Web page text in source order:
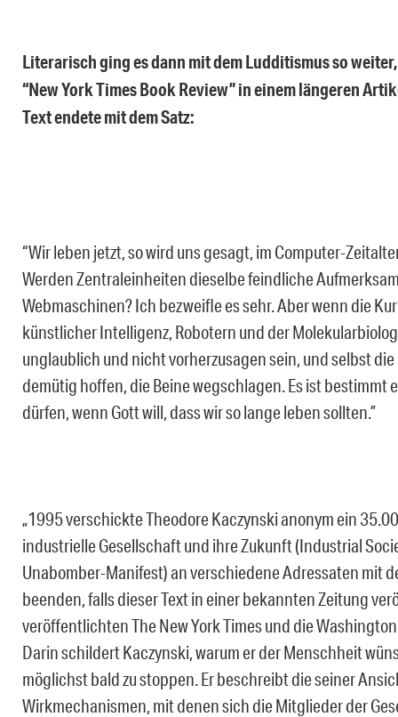
Literarisch ging es dann mit dem Ludditismus so
“New York Times Book Review” in einem längeren
Text endete mit dem Satz:
“Wir leben jetzt, so wird uns gesagt, im Computer-
Werden Zentraleinheiten dieselbe feindliche
Webmaschinen? Ich bezweifle es sehr. Aber wenn die
künstlicher Intelligenz, Robotern und der
unglaublich und nicht vorherzusagen sein, und selbst
demütig hoffen, die Beine wegschlagen. Es ist bestimmt
dürfen, wenn Gott will, dass wir so lange leben sollten.”
„1995 verschickte Theodore Kaczynski anonym ein
industrielle Gesellschaft und ihre Zukunft (Industrial
Unabomber-Manifest) an verschiedene Adressaten mit
beenden, falls dieser Text in einer bekannten Zeitung
veröffentlichten The New York Times und die
Darin schildert Kaczynski, warum er der Menschheit
möglichst bald zu stoppen. Er beschreibt die seiner
Wirkmechanismen, mit denen sich die Mitglieder der